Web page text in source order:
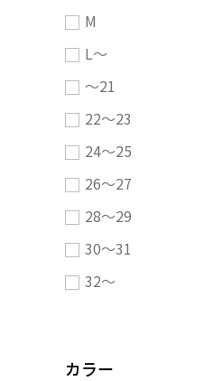
M
L～
～21
22～23
24～25
26～27
28～29
30～31
32～
カラー